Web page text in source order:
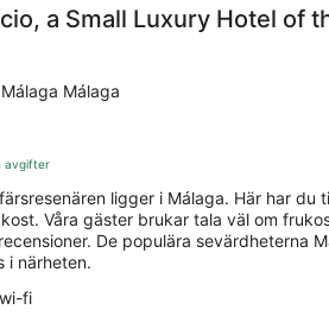
a Small Luxury Hotel of
Málaga
avgifter
ligger i Málaga. Här har du
Våra gäster brukar tala väl om
De populära sevärdheterna
i närheten.
fi